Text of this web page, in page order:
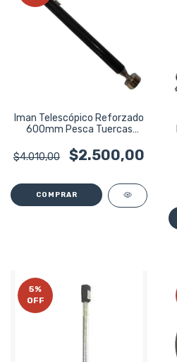
Iman Telescópico Reforzado
600mm Pesca Tuercas
$4.010,00
$2.500,00
5%
OFF